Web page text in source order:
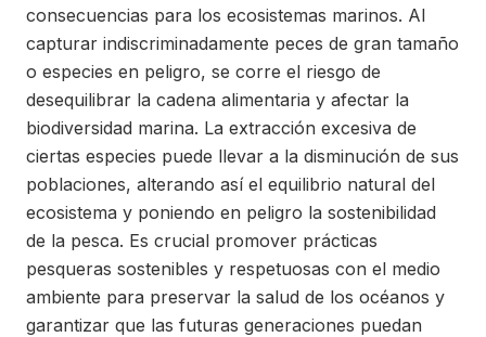
consecuencias para los ecosistemas marinos. Al
capturar indiscriminadamente peces de gran tamaño
o especies en peligro, se corre el riesgo de
desequilibrar la cadena alimentaria y afectar la
biodiversidad marina. La extracción excesiva de
ciertas especies puede llevar a la disminución de sus
poblaciones, alterando así el equilibrio natural del
ecosistema y poniendo en peligro la sostenibilidad
de la pesca. Es crucial promover prácticas
pesqueras sostenibles y respetuosas con el medio
ambiente para preservar la salud de los océanos y
garantizar que las futuras generaciones puedan